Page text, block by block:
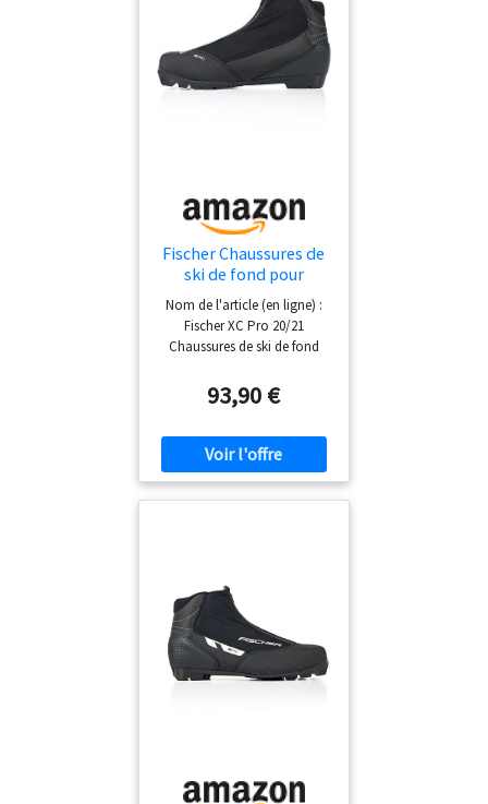
Grâce à Fischer Fresh, les odeurs
n'ont aucune chance.
Fischer Chaussures de
ski de fond pour
homme XC Pro EU43
UK9 - Bottes de ski
pour fixation NNN
Nom de l'article (en ligne) :
Fischer XC Pro 20/21
Chaussures de ski de fond
noires. Référence fabricant :
S21720 000.
93,90 €